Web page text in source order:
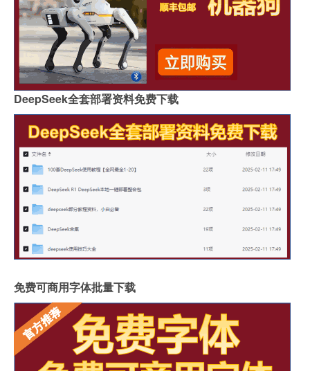
DeepSeek全套部署资料免费下载
免费可商用字体批量下载